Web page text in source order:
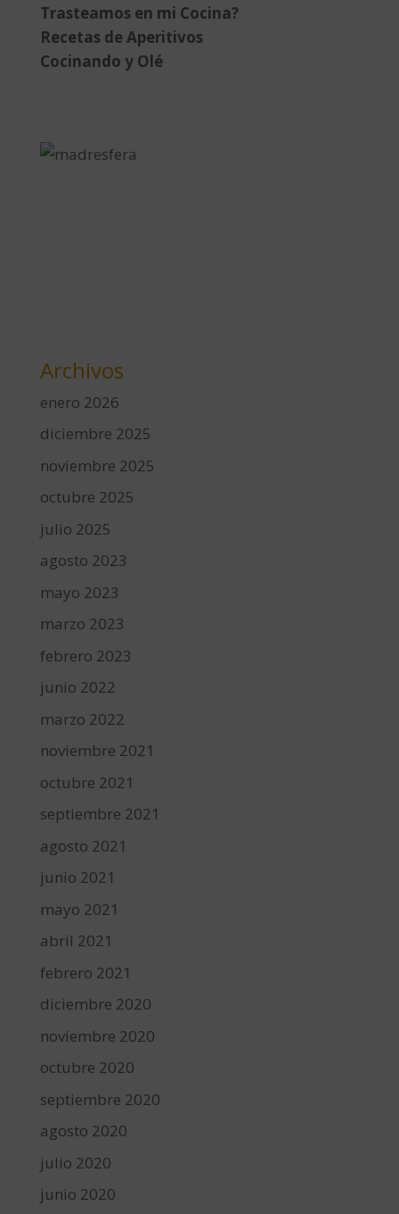
Trasteamos en mi Cocina?
Recetas de Aperitivos
Cocinando y Olé
Archivos
enero 2026
diciembre 2025
noviembre 2025
octubre 2025
julio 2025
agosto 2023
mayo 2023
marzo 2023
febrero 2023
junio 2022
marzo 2022
noviembre 2021
octubre 2021
septiembre 2021
agosto 2021
junio 2021
mayo 2021
abril 2021
febrero 2021
diciembre 2020
noviembre 2020
octubre 2020
septiembre 2020
agosto 2020
julio 2020
junio 2020